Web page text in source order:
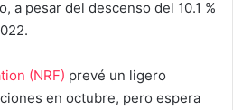
a pesar del descenso del 10.1 %
(NRF) prevé un ligero
en octubre, pero espera